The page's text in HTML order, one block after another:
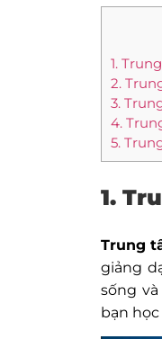
1.
2.
3.
4.
5.
1.
Trung
giảng
sống
bạn